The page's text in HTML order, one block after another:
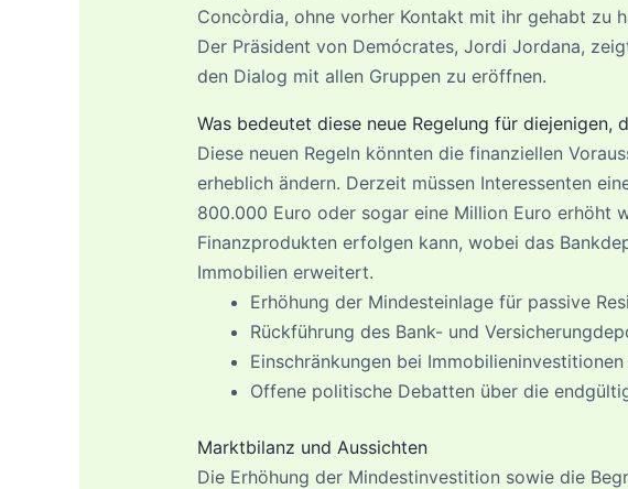
Concòrdia, ohne vorher Kontakt mit ihr gehabt zu
Der Präsident von Demócrates, Jordi Jordana,
den Dialog mit allen Gruppen zu eröffnen.
Was bedeutet diese neue Regelung für diejenigen,
Diese neuen Regeln könnten die finanziellen
erheblich ändern. Derzeit müssen Interessenten
800.000 Euro oder sogar eine Million Euro erhöht
Finanzprodukten erfolgen kann, wobei das
Immobilien erweitert.
Erhöhung der Mindesteinlage für passive
Rückführung des Bank- und
Einschränkungen bei
Offene politische Debatten über die
Marktbilanz und Aussichten
Die Erhöhung der Mindestinvestition sowie die